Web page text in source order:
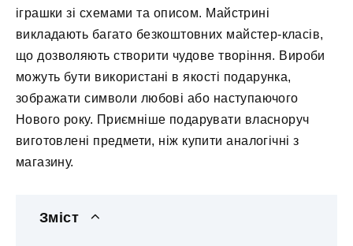
іграшки зі схемами та описом. Майстрині
викладають багато безкоштовних майстер-класів,
що дозволяють створити чудове творіння. Вироби
можуть бути використані в якості подарунка,
зображати символи любові або наступаючого
Нового року. Приємніше подарувати власноруч
виготовлені предмети, ніж купити аналогічні з
магазину.
Зміст